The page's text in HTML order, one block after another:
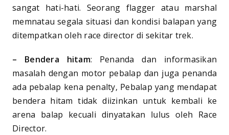
sangat hati-hati. Seorang flagger atau marshal
memnatau segala situasi dan kondisi balapan yang
ditempatkan oleh race director di sekitar trek.
– Bendera hitam: Penanda dan informasikan
masalah dengan motor pebalap dan juga penanda
ada pebalap kena penalty, Pebalap yang mendapat
bendera hitam tidak diizinkan untuk kembali ke
arena balap kecuali dinyatakan lulus oleh Race
Director.